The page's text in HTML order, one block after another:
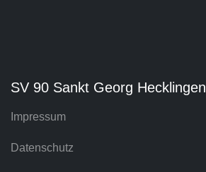
SV 90 Sankt Georg Hecklingen
Impressum
Datenschutz